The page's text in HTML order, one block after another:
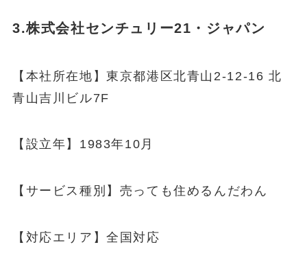
3.株式会社センチュリー21・ジャパン
【本社所在地】東京都港区北青山2-12-16 北
青山吉川ビル7F
【設立年】1983年10月
【サービス種別】売っても住めるんだわん
【対応エリア】全国対応